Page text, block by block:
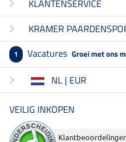
KLANTENSERVICE
KRAMER
1 Vacatures Groei met ons
NL | EUR
VEILIG INKOPEN